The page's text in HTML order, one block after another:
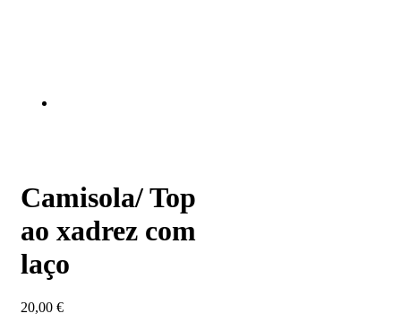
Camisola/ Top
ao xadrez com
laço
20,00 €